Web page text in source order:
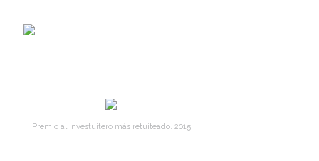
Premio al Investuitero más retuiteado. 2015